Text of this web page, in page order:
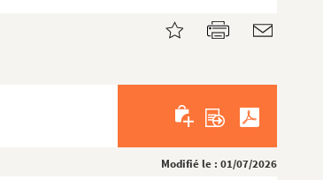
Modifié le : 01/07/2026